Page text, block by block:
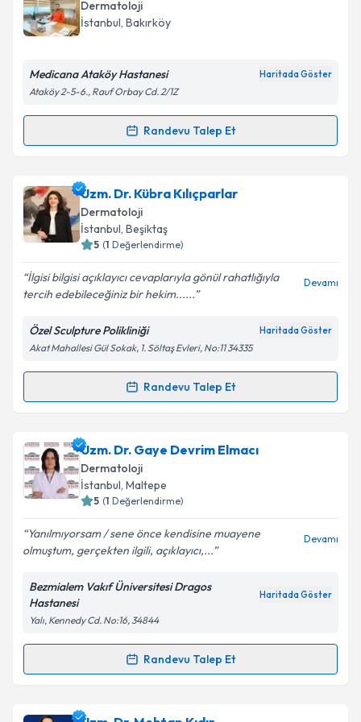
Takvim Talebini Gönder
takvim hazırlandığında e-posta ile bilgilendireceğiz.
Kişisel verilerimin işlenmesine ilişkin
Metni'ni okudum ve kişisel verilerimin belirtilen
Takvim Talebini Gönder
Dermatoloji
İstanbul, Bakırköy
Medicana Ataköy Hastanesi Haritada Göster
Ataköy 2-5-6., Rauf Orbay Cd. 2/1Z
Randevu Talep Et
Randevu Takvimi Talebi
Uzm. Dr. Birol Kaldan için randevu takvimi talebi
oluşturun. Size bu uzmandan randevu almanız için bir
takvim hazırlandığında e-posta ile bilgilendireceğiz.
Kişisel verilerimin işlenmesine ilişkin
Aydınlatma
Metni'ni okudum ve kişisel verilerimin belirtilen
kapsamda işlenmesini kabul ediyorum.
Uzm. Dr. Kübra Kılıçparlar
Dermatoloji
İstanbul, Beşiktaş
5 (1 Değerlendirme)
İlgisi bilgisi açıklayıcı cevaplarıyla gönül rahatlığıyla
tercih edebileceğiniz bir hekim......
Devamı
Özel Sculpture Polikliniği Haritada Göster
Akat Mahallesi Gül Sokak, 1. Söltaş Evleri, No:11 34335
Randevu Talep Et
Randevu Takvimi Talebi
Uzm. Dr. Kübra Kılıçparlariçin randevu takvimi
talebi oluşturun. Size bu uzmandan randevu almanız
için bir takvim hazırlandığında e-posta ile
bilgilendireceğiz.
E-posta Adresiniz
Kişisel verilerimin işlenmesine ilişkin
Metni'ni okudum ve kişisel verilerimin belirtilen
kapsamda işlenmesini kabul ediyorum.
Uzm. Dr. Gaye Devrim Elmacı
Dermatoloji
İstanbul, Maltepe
5 (1 Değerlendirme)
Yanılmıyorsam / sene önce kendisine muayene
olmuştum, gerçekten ilgili, açıklayıcı,...
Devamı
Bezmialem Vakıf Üniversitesi Dragos
Hastanesi
Haritada Göster
Yalı, Kennedy Cd. No:16, 34844
Randevu Talep Et
Randevu Takvimi Talebi